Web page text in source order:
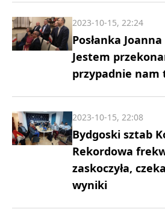
Posłanka
Jestem
przypadnie nam
2023-10-15, 22:24
Bydgoski sztab
Rekordowa
zaskoczyła,
wyniki
2023-10-15, 22:08